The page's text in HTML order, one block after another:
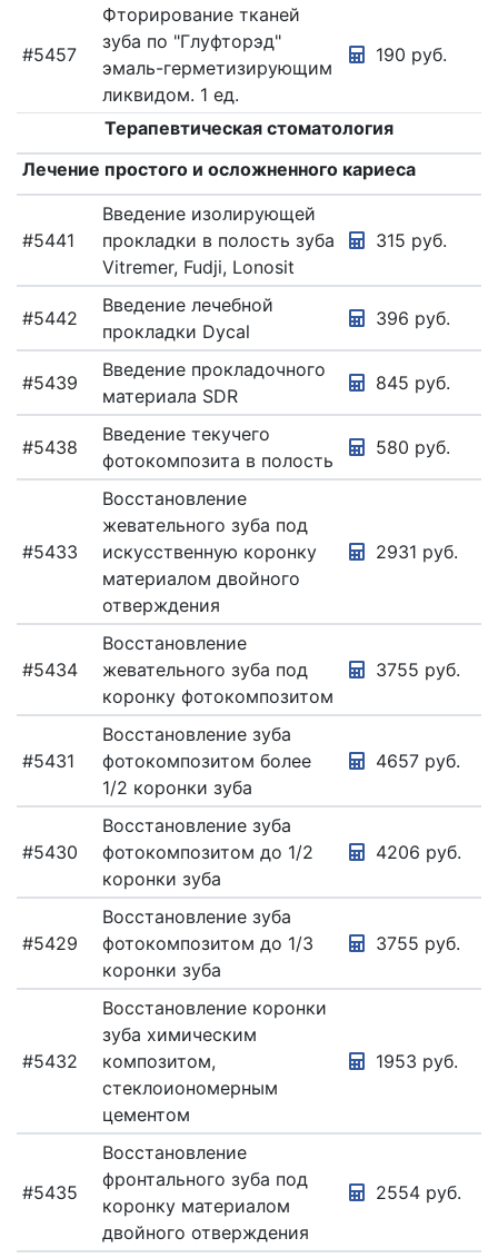
#5457
Фторирование тканей
зуба по "Глуфторэд"
эмаль-герметизирующим
ликвидом. 1 ед.
190 руб.
Терапевтическая стоматология
Лечение простого и осложненного кариеса
#5441
Введение изолирующей
прокладки в полость зуба
Vitremer, Fudji, Lonosit
315 руб.
#5442
Введение лечебной
прокладки Dycal
396 руб.
#5439
Введение прокладочного
материала SDR
845 руб.
#5438
Введение текучего
фотокомпозита в полость
580 руб.
#5433
Восстановление
жевательного зуба под
искусственную коронку
материалом двойного
отверждения
2931 руб.
#5434
Восстановление
жевательного зуба под
коронку фотокомпозитом
3755 руб.
#5431
Восстановление зуба
фотокомпозитом более
1/2 коронки зуба
4657 руб.
#5430
Восстановление зуба
фотокомпозитом до 1/2
коронки зуба
4206 руб.
#5429
Восстановление зуба
фотокомпозитом до 1/3
коронки зуба
3755 руб.
#5432
Восстановление коронки
зуба химическим
композитом,
стеклоиономерным
цементом
1953 руб.
#5435
Восстановление
фронтального зуба под
коронку материалом
двойного отверждения
2554 руб.